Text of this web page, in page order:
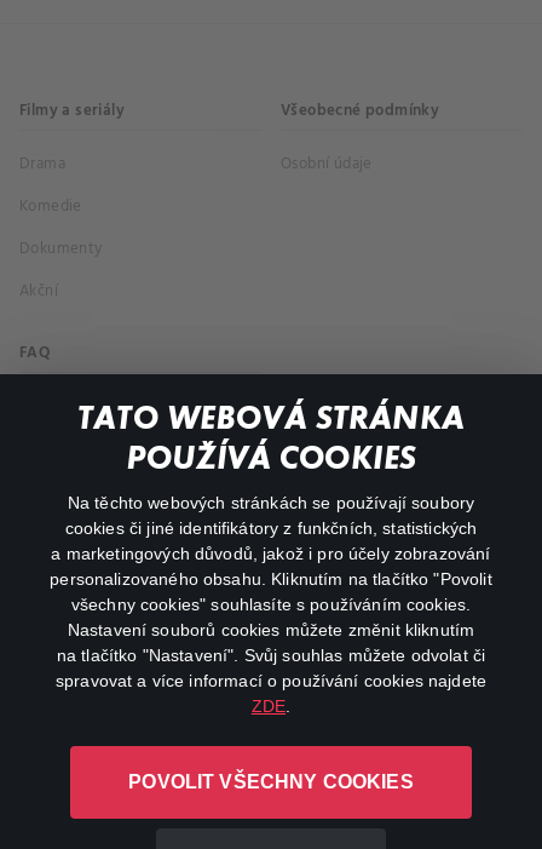
TATO WEBOVÁ STRÁNKA
POUŽÍVÁ COOKIES
Na těchto webových stránkách se používají soubory
cookies či jiné identifikátory z funkčních, statistických
a marketingových důvodů, jakož i pro účely zobrazování
personalizovaného obsahu. Kliknutím na tlačítko "Povolit
všechny cookies" souhlasíte s používáním cookies.
Nastavení souborů cookies můžete změnit kliknutím
na tlačítko "Nastavení". Svůj souhlas můžete odvolat či
spravovat a více informací o používání cookies najdete
ZDE
POVOLIT VŠECHNY COOKIES
Filmy a seriály
Drama
Komedie
Dokumenty
Akční
Všeobecné podmínky
Osobní údaje
FAQ
Můj účet
Důležité odkazy
facebookinstagram
youtube
L-1246 Luxembourg R.C.S.